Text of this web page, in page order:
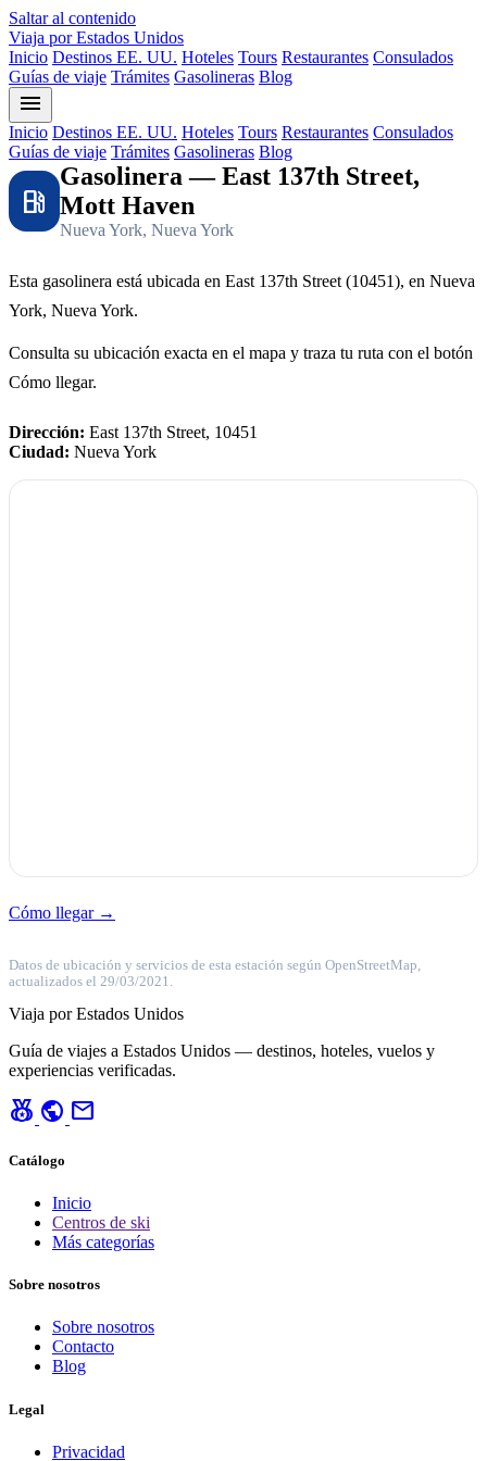
Saltar al contenido
Viaja por Estados Unidos
Inicio Destinos EE. UU. Hoteles Tours Restaurantes Consulados
Guías de viaje Trámites Gasolineras Blog
menu
Inicio Destinos EE. UU. Hoteles Tours Restaurantes Consulados
Guías de viaje Trámites Gasolineras Blog
local_gas_station
Gasolinera — East 137th Street,
Mott Haven
Nueva York, Nueva York
Esta gasolinera está ubicada en East 137th Street (10451), en Nueva
York, Nueva York.
Consulta su ubicación exacta en el mapa y traza tu ruta con el botón
Cómo llegar.
Dirección: East 137th Street, 10451
Ciudad: Nueva York
Cómo llegar →
Datos de ubicación y servicios de esta estación según OpenStreetMap,
actualizados el 29/03/2021.
Viaja por Estados Unidos
Guía de viajes a Estados Unidos — destinos, hoteles, vuelos y
experiencias verificadas.
social_leaderboard public mail
Catálogo
Inicio
Centros de ski
Más categorías
Sobre nosotros
Sobre nosotros
Contacto
Blog
Legal
Privacidad